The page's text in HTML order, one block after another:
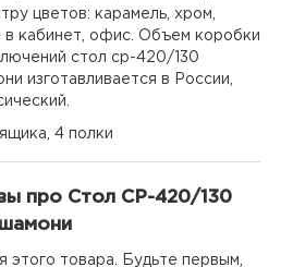
цветов: карамель, хром,
кабинет, офис. Объем коробки
стол ср-420/130
изготавливается в России,
4 полки
про Стол СР-420/130
этого товара. Будьте первым,